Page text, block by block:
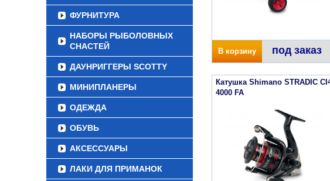
ФУРНИТУРА
НАБОРЫ РЫБОЛОВНЫХ
СНАСТЕЙ
ДАУНРИГГЕРЫ SCOTTY
МИНИПЛАНЕРЫ
ОДЕЖДА
ОБУВЬ
АКСЕССУАРЫ
ЛАКИ ДЛЯ ПРИМАНОК
В корзину под заказ
Катушка Shimano STRADIC
4000 FA